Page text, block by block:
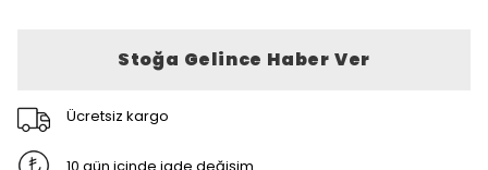
Stoğa Gelince Haber Ver
Ücretsiz kargo
10 gün içinde iade değişim